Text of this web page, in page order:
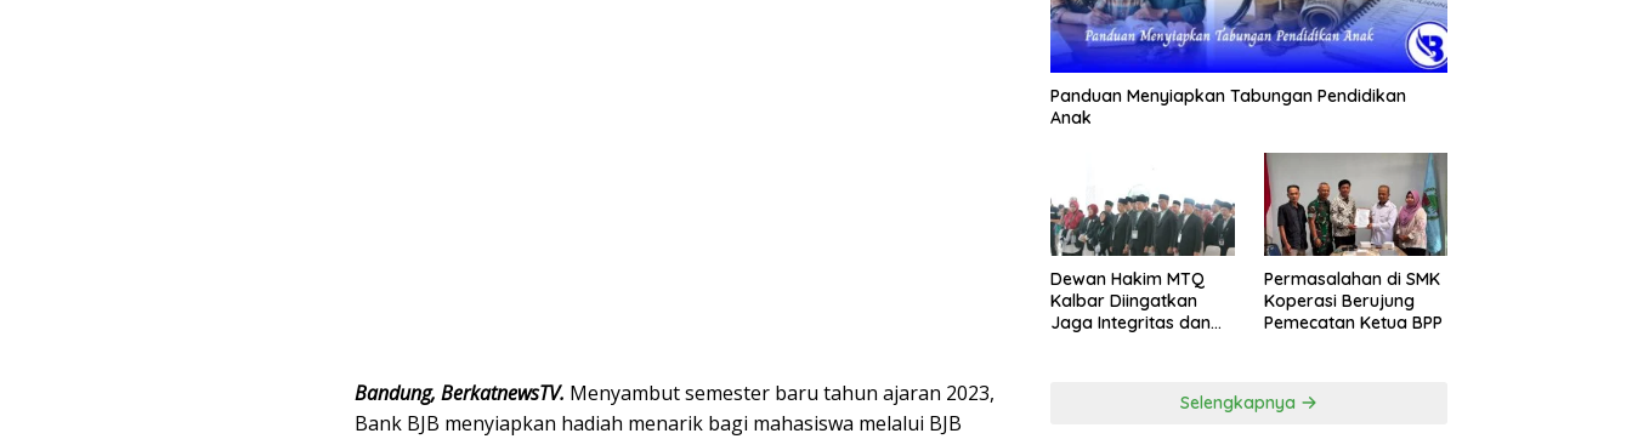
Bandung, BerkatnewsTV. Menyambut semester baru tahun ajaran 2023,
Bank BJB menyiapkan hadiah menarik bagi mahasiswa melalui BJB
Panduan Menyiapkan Tabungan Pendidikan
Anak
Dewan Hakim MTQ
Kalbar Diingatkan
Jaga Integritas dan
Permasalahan di SMK
Koperasi Berujung
Pemecatan Ketua BPP
Selengkapnya